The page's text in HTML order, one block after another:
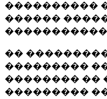
����������
������
��
���������
�������� ��
���������